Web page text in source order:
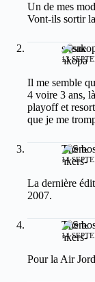
Un de mes
Vont-ils sortir
13
Il me semble
4 voire 3 ans,
playoff et
que je me
The
14
La dernière
2007.
The
14
Pour la Air